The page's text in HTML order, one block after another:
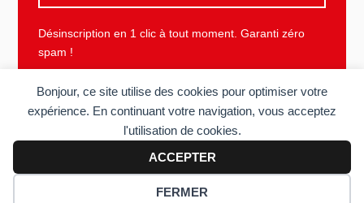
Bonjour, ce site utilise des cookies pour optimiser votre
expérience. En continuant votre navigation, vous acceptez
l'utilisation de cookies.
ACCEPTER
FERMER
Désinscription en 1 clic à tout moment. Garanti zéro
spam !
Plan du site Mentions légales Vie privée
Copyright © 2006-2026 Sens du client. Tous droits réservés. Réalisé
parAcolyte.